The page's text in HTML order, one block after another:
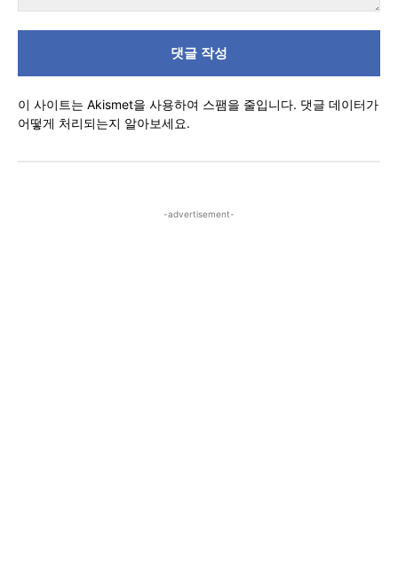
이 사이트는 Akismet을 사용하여 스팸을 줄입니다. 댓글 데이터가
어떻게 처리되는지 알아보세요.
-advertisement-